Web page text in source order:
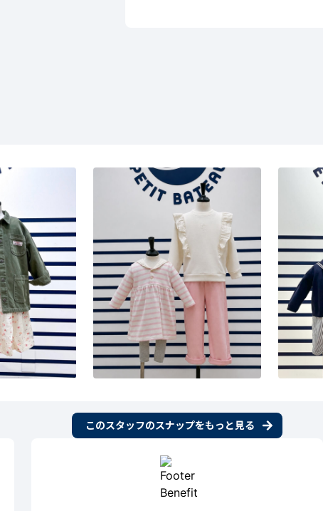
このスタッフのスナップをもっと見る